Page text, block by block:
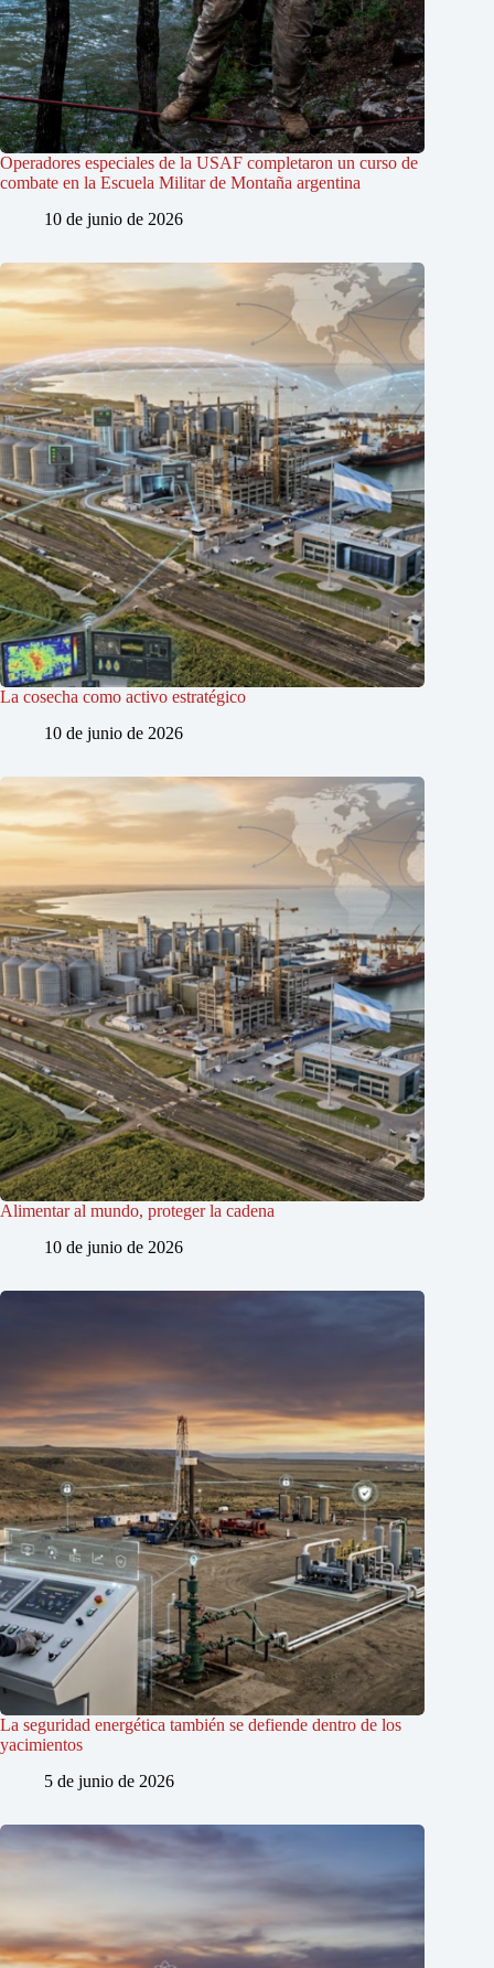
Operadores especiales de la USAF completaron un curso de
combate en la Escuela Militar de Montaña argentina
10 de junio de 2026
La cosecha como activo estratégico
10 de junio de 2026
Alimentar al mundo, proteger la cadena
10 de junio de 2026
La seguridad energética también se defiende dentro de los
yacimientos
5 de junio de 2026